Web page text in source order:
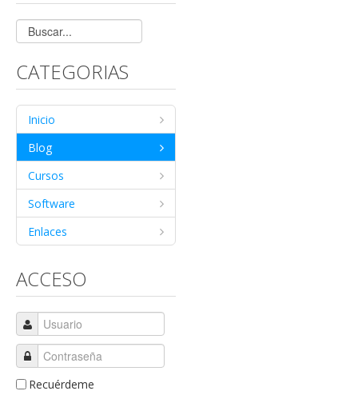
CATEGORIAS
Inicio
Blog
Cursos
Software
Enlaces
ACCESO
Recuérdeme